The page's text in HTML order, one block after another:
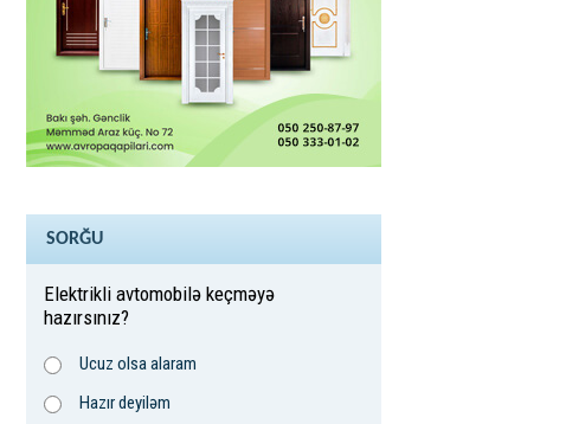
SORĞU
Elektrikli avtomobilə keçməyə
hazırsınız?
Ucuz olsa alaram
Hazır deyiləm